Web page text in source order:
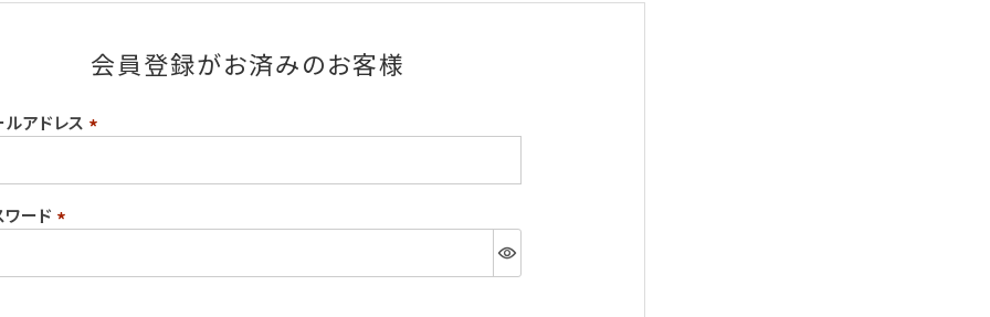
会員登録がお済みのお客様
ルアドレス
須)
ワード
須)